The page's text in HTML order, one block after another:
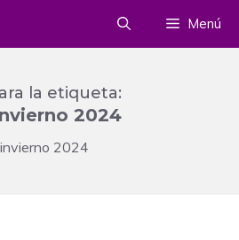
Menú
la etiqueta:
2024
2024